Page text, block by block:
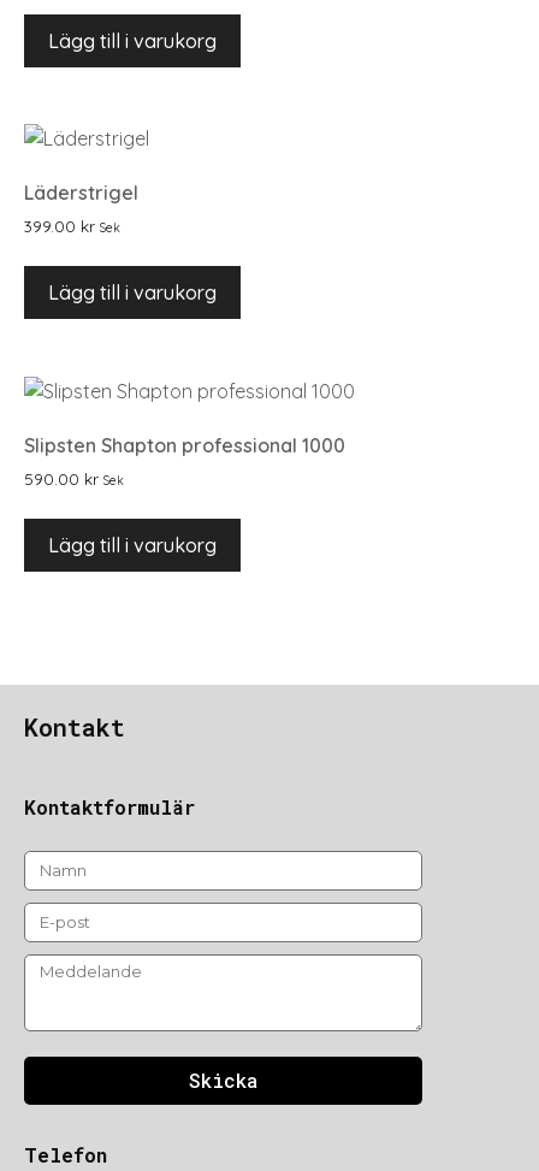
Lägg till i varukorg
Läderstrigel
399.00 kr Sek
Lägg till i varukorg
Slipsten Shapton professional 1000
590.00 kr Sek
Lägg till i varukorg
Kontakt
Kontaktformulär
Skicka
Telefon